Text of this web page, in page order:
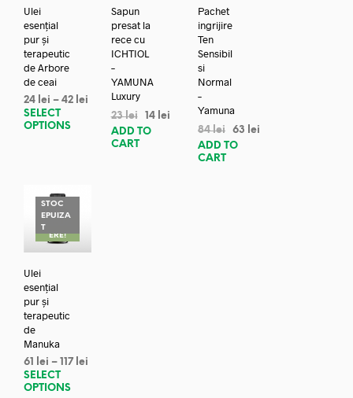
Ulei
esențial
pur și
terapeutic
de Arbore
de ceai
24 lei – 42 lei
SELECT
OPTIONS
Sapun
presat la
rece cu
ICHTIOL
–
YAMUNA
Luxury
23lei 14 lei
ADD TO
CART
Pachet
ingrijire
Ten
Sensibil
si
Normal
–
Yamuna
84lei 63
lei
ADD TO
CART
STOC
EPUIZA
TREDUC
ERE!
Ulei
esențial
pur și
terapeutic
de
Manuka
61 lei – 117 lei
SELECT
OPTIONS